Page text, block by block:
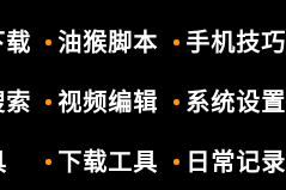
载
索
油猴脚本
视频编辑
下载工具
手机技巧
系统设置
日常记录